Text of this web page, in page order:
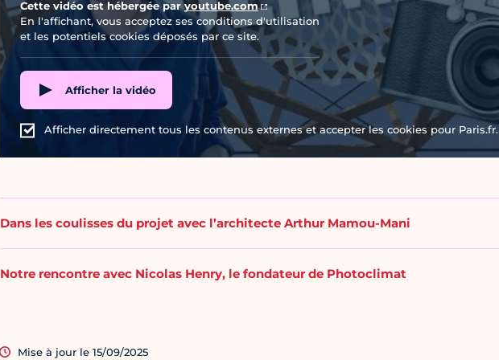
Cette vidéo est hébergée paryoutube.com
En l'affichant, vous acceptez ses conditions d'utilisation
et les potentiels cookies déposés par ce site.
Afficher la vidéo
Afficher directement tous les contenus externes et accepter les cookies pour Paris.fr.
Dans les coulisses du projet avec l’architecte Arthur Mamou-Mani
Notre rencontre avec Nicolas Henry, le fondateur de Photoclimat
Mise à jour le 15/09/2025